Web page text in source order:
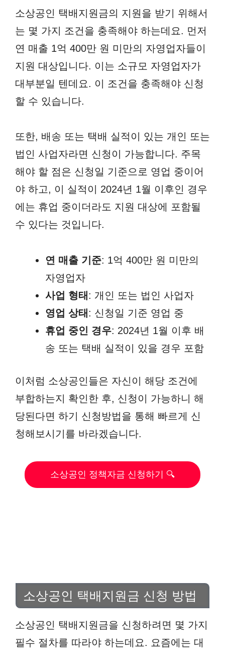
소상공인 택배지원금의 지원을 받기 위해서
는 몇 가지 조건을 충족해야 하는데요. 먼저
연 매출 1억 400만 원 미만의 자영업자들이
지원 대상입니다. 이는 소규모 자영업자가
대부분일 텐데요. 이 조건을 충족해야 신청
할 수 있습니다.
또한, 배송 또는 택배 실적이 있는 개인 또는
법인 사업자라면 신청이 가능합니다. 주목
해야 할 점은 신청일 기준으로 영업 중이어
야 하고, 이 실적이 2024년 1월 이후인 경우
에는 휴업 중이더라도 지원 대상에 포함될
수 있다는 것입니다.
연 매출 기준: 1억 400만 원 미만의
자영업자
사업 형태: 개인 또는 법인 사업자
영업 상태: 신청일 기준 영업 중
휴업 중인 경우: 2024년 1월 이후 배
송 또는 택배 실적이 있을 경우 포함
이처럼 소상공인들은 자신이 해당 조건에
부합하는지 확인한 후, 신청이 가능하니 해
당된다면 하기 신청방법을 통해 빠르게 신
청해보시기를 바라겠습니다.
소상공인 정책자금 신청하기 🔍
소상공인 택배지원금 신청 방법
소상공인 택배지원금을 신청하려면 몇 가지
필수 절차를 따라야 하는데요. 요즘에는 대